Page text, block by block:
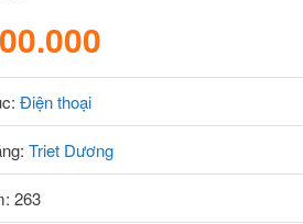
Điện thoại
Triet Dương
263